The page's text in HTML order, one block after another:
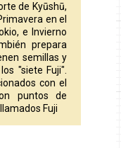
de Kyūshū,
en el
e Invierno
prepara
semillas y
"siete Fuji".
con el
puntos de
Fuji